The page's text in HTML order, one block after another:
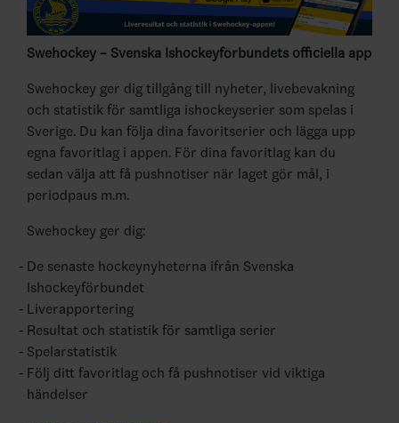
Swehockey – Svenska Ishockeyförbundets officiella app
Swehockey ger dig tillgång till nyheter, livebevakning
och statistik för samtliga ishockeyserier som spelas i
Sverige. Du kan följa dina favoritserier och lägga upp
egna favoritlag i appen. För dina favoritlag kan du
sedan välja att få pushnotiser när laget gör mål, i
periodpaus m.m.
Swehockey ger dig:
De senaste hockeynyheterna ifrån Svenska
Ishockeyförbundet
Liverapportering
Resultat och statistik för samtliga serier
Spelarstatistik
Följ ditt favoritlag och få pushnotiser vid viktiga
händelser